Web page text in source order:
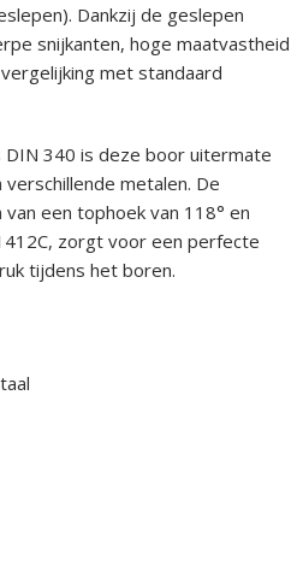
Dankzij de geslepen
snijkanten, hoge maatvastheid
met standaard
340 is deze boor uitermate
metalen. De
een tophoek van 118° en
zorgt voor een perfecte
tijdens het boren.